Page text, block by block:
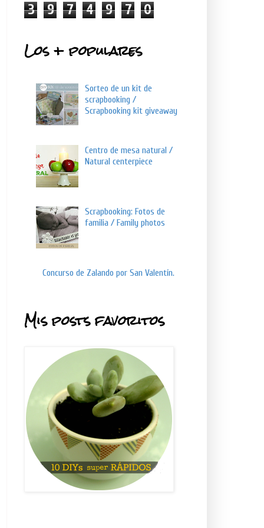
3 9 7 4 9 7 0
Los + populares
Sorteo de un kit de
scrapbooking /
Scrapbooking kit giveaway
Centro de mesa natural /
Natural centerpiece
Scrapbooking: Fotos de
familia / Family photos
Concurso de Zalando por San Valentín.
Mis posts favoritos